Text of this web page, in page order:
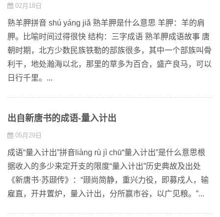
02月18日
熟羊胛拼音 shú yáng jiǎ 熟羊胛是什么意思 羊胛：羊的肩
胛。比喻时间过得很快 结构：三字成语 熟羊胛成语故事 唐
朝时期，北方少数民族铁勒的部族很多，其中一个部族叫骨
利干，地处瀚海以北，那里的草多为百合，盛产良马，可以
日行千里。...
出自新唐书的成语-量入计出
05月29日
成语“量入计出”拼音liàng rù jì chū“量入计出”是什么意思根
据收入的多少来定开支的限度“量入计出”历史典故及出处
《新唐书·苏颋传》：“颋尚简静，重兴力役，即募戍人，输
雇直，开井置炉，量入计出，分所赢市谷，以广见粮。”...